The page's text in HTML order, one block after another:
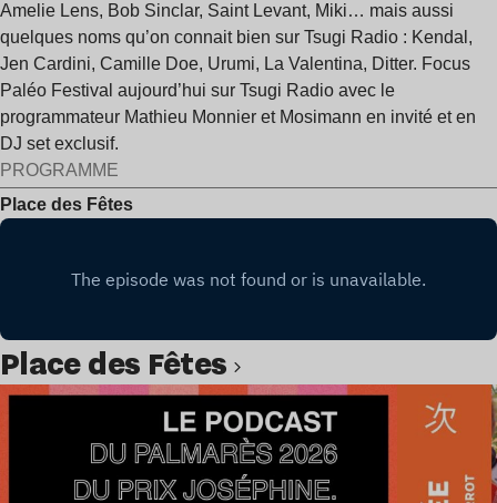
Amelie Lens, Bob Sinclar, Saint Levant, Miki… mais aussi
quelques noms qu’on connait bien sur Tsugi Radio : Kendal,
Jen Cardini, Camille Doe, Urumi, La Valentina, Ditter. Focus
Paléo Festival aujourd’hui sur Tsugi Radio avec le
programmateur Mathieu Monnier et Mosimann en invité et en
DJ set exclusif.
PROGRAMME
Place des Fêtes
Place des Fêtes
Lire l’article